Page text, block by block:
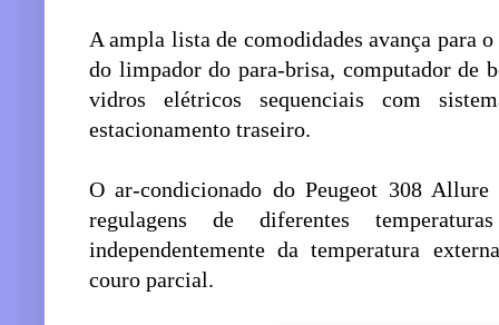
A ampla lista de comodidades avança para
do limpador do para-brisa, computador de
vidros elétricos sequenciais com
estacionamento traseiro.
O ar-condicionado do Peugeot 308
regulagens de diferentes
independentemente da temperatura
couro parcial.